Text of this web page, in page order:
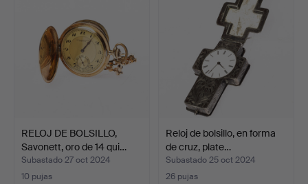
RELOJ DE BOLSILLO,
Savonett, oro de 14 qui…
Subastado 27 oct 2024
10 pujas
Reloj de bolsillo, en forma
de cruz, plate…
Subastado 25 oct 2024
26 pujas